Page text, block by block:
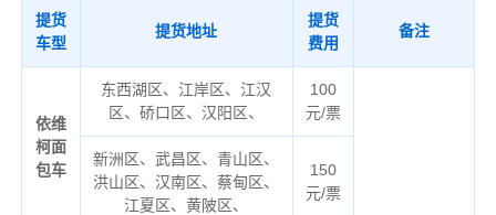
提货
车型
提货地址
提货
费用
备注
依维
柯面
包车
东西湖区、江岸区、江汉
区、硚口区、汉阳区、
100
元/票
新洲区、武昌区、青山区、
洪山区、汉南区、蔡甸区、
江夏区、黄陂区、
150
元/票